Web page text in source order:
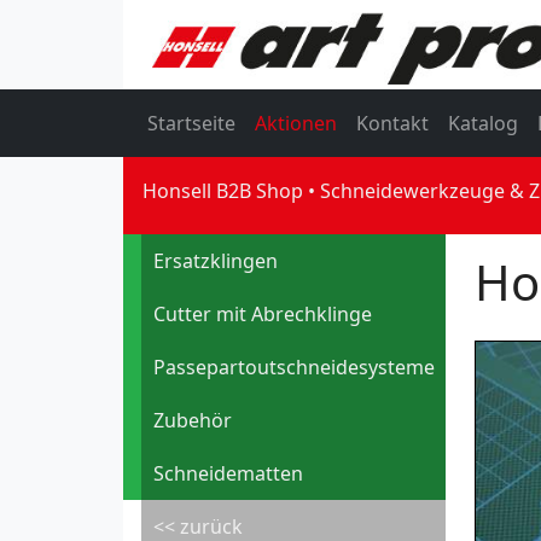
Startseite Aktionen Kontakt Katalog
Honsell B2B Shop Schneidewerkzeuge &
Ersatzklingen
Cutter mit Abrechklinge
Passepartoutschneidesysteme
Zubehör
Schneidematten
<< zurück